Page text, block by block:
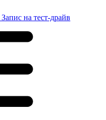
Запис на тест-драйв